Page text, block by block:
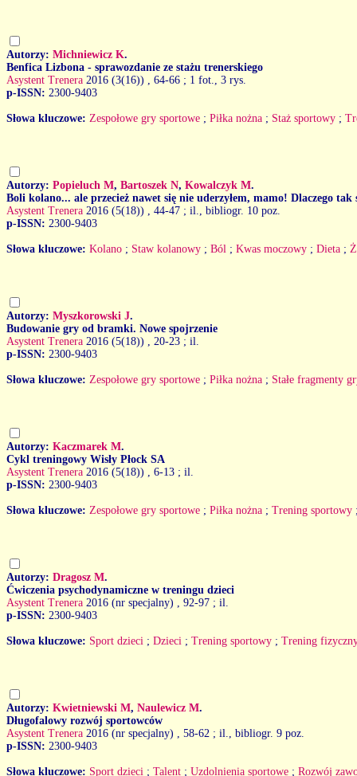
Autorzy: Michniewicz K.
Benfica Lizbona - sprawozdanie ze stażu trenerskiego
Asystent Trenera 2016 (3(16))
, 64-66 ; 1 fot., 3 rys.
p-ISSN: 2300-9403
Słowa kluczowe: Zespołowe gry sportowe ; Piłka nożna ; Staż sportowy ;
Autorzy: Popieluch M, Bartoszek N, Kowalczyk M.
Boli kolano... ale przecież nawet się nie uderzyłem, mamo! Dlaczego tak
Asystent Trenera 2016 (5(18))
, 44-47 ; il., bibliogr. 10 poz.
p-ISSN: 2300-9403
Słowa kluczowe: Kolano ; Staw kolanowy ; Ból ; Kwas moczowy ; Dieta ;
Autorzy: Myszkorowski J.
Budowanie gry od bramki. Nowe spojrzenie
Asystent Trenera 2016 (5(18))
, 20-23 ; il.
p-ISSN: 2300-9403
Słowa kluczowe: Zespołowe gry sportowe ; Piłka nożna ; Stałe fragmenty
Autorzy: Kaczmarek M.
Cykl treningowy Wisły Płock SA
Asystent Trenera 2016 (5(18))
, 6-13 ; il.
p-ISSN: 2300-9403
Słowa kluczowe: Zespołowe gry sportowe ; Piłka nożna ; Trening sportowy
Autorzy: Dragosz M.
Ćwiczenia psychodynamiczne w treningu dzieci
Asystent Trenera 2016 (nr specjalny)
, 92-97 ; il.
p-ISSN: 2300-9403
Słowa kluczowe: Sport dzieci ; Dzieci ; Trening sportowy ; Trening
Autorzy: Kwietniewski M, Naulewicz M.
Długofalowy rozwój sportowców
Asystent Trenera 2016 (nr specjalny)
, 58-62 ; il., bibliogr. 9 poz.
p-ISSN: 2300-9403
Słowa kluczowe: Sport dzieci ; Talent ; Uzdolnienia sportowe ; Rozwój